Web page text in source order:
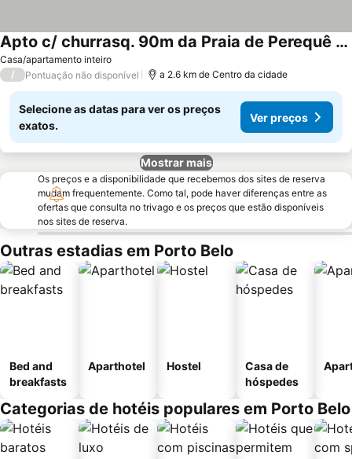
Casa/apartamento inteiro
Apto c/ churrasq. 90m da Praia de Perequê RIH0902
/ Pontuação não disponível a 2.6 km de Centro da cidade
Selecione as datas para ver os preços
exatos.
Ver preços
Mostrar mais
Os preços e a disponibilidade que recebemos dos sites de reserva
mudam frequentemente. Como tal, pode haver diferenças entre as
ofertas que consulta no trivago e os preços que estão disponíveis
nos sites de reserva.
Outras estadias em Porto Belo
Bed and
breakfasts
Aparthotel Hostel
Casa de
hóspedes
Categorias de hotéis populares em Porto Belo